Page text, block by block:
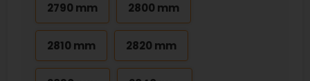
2790 mm 2800 mm
2810 mm 2820 mm